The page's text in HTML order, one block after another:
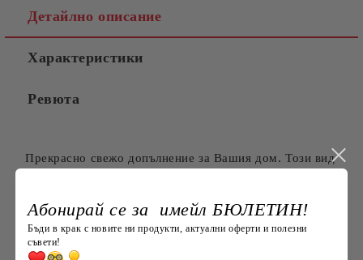
Ние ще се свържем с вас в рамките на работния ден.
Детайлно описание
Характеристики
Ревюта
Прекрасно свежо допълнение за Вашия дом. Този вид
Препоръчителна температура за пране: 30 градуса;
Допустимо отколонение в размерите в см: +/- 3% по
Абонирай се за имейл БЮЛЕТИН!
Бъди в крак с новите ни продукти, актуални оферти и полезни
съвети!